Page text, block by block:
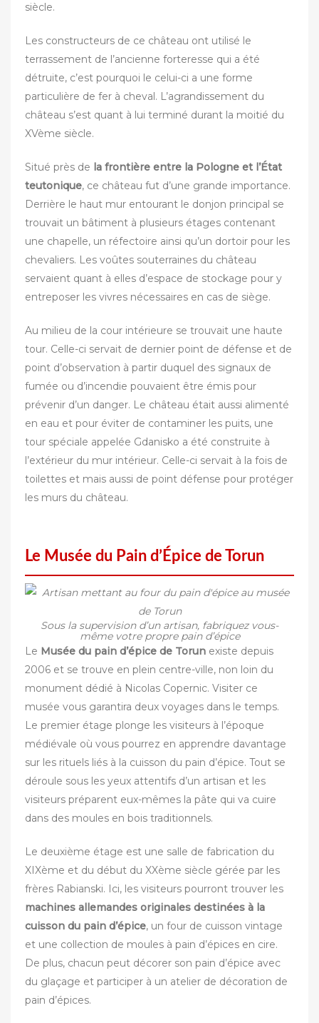
siècle.
Les constructeurs de ce château ont utilisé le
terrassement de l’ancienne forteresse qui a été
détruite, c’est pourquoi le celui-ci a une forme
particulière de fer à cheval. L’agrandissement du
château s’est quant à lui terminé durant la moitié du
XVème siècle.
Situé près de la frontière entre la Pologne et l’État
teutonique, ce château fut d’une grande importance.
Derrière le haut mur entourant le donjon principal se
trouvait un bâtiment à plusieurs étages contenant
une chapelle, un réfectoire ainsi qu’un dortoir pour les
chevaliers. Les voûtes souterraines du château
servaient quant à elles d’espace de stockage pour y
entreposer les vivres nécessaires en cas de siège.
Au milieu de la cour intérieure se trouvait une haute
tour. Celle-ci servait de dernier point de défense et de
point d’observation à partir duquel des signaux de
fumée ou d’incendie pouvaient être émis pour
prévenir d’un danger. Le château était aussi alimenté
en eau et pour éviter de contaminer les puits, une
tour spéciale appelée Gdanisko a été construite à
l’extérieur du mur intérieur. Celle-ci servait à la fois de
toilettes et mais aussi de point défense pour protéger
les murs du château.
Le Musée du Pain d’Épice de Torun
Sous la supervision d’un artisan, fabriquez vous-
même votre propre pain d’épice
Le Musée du pain d’épice de Torun existe depuis
2006 et se trouve en plein centre-ville, non loin du
monument dédié à Nicolas Copernic. Visiter ce
musée vous garantira deux voyages dans le temps.
Le premier étage plonge les visiteurs à l’époque
médiévale où vous pourrez en apprendre davantage
sur les rituels liés à la cuisson du pain d’épice. Tout se
déroule sous les yeux attentifs d’un artisan et les
visiteurs préparent eux-mêmes la pâte qui va cuire
dans des moules en bois traditionnels.
Le deuxième étage est une salle de fabrication du
XIXème et du début du XXème siècle gérée par les
frères Rabianski. Ici, les visiteurs pourront trouver les
machines allemandes originales destinées à la
cuisson du pain d’épice, un four de cuisson vintage
et une collection de moules à pain d’épices en cire.
De plus, chacun peut décorer son pain d’épice avec
du glaçage et participer à un atelier de décoration de
pain d’épices.